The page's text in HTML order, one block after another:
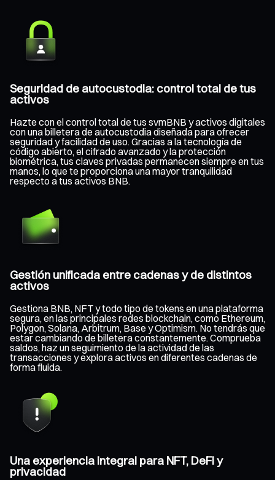
Seguridad de autocustodia: control total de tus
activos
Hazte con el control total de tus svmBNB y activos digitales
con una billetera de autocustodia diseñada para ofrecer
seguridad y facilidad de uso. Gracias a la tecnología de
código abierto, el cifrado avanzado y la protección
biométrica, tus claves privadas permanecen siempre en tus
manos, lo que te proporciona una mayor tranquilidad
respecto a tus activos BNB.
Gestión unificada entre cadenas y de distintos
activos
Gestiona BNB, NFT y todo tipo de tokens en una plataforma
segura, en las principales redes blockchain, como Ethereum,
Polygon, Solana, Arbitrum, Base y Optimism. No tendrás que
estar cambiando de billetera constantemente. Comprueba
saldos, haz un seguimiento de la actividad de las
transacciones y explora activos en diferentes cadenas de
forma fluida.
Una experiencia integral para NFT, DeFi y
privacidad